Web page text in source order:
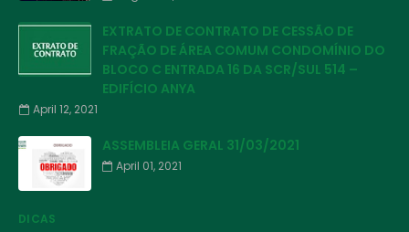
EXTRATO DE CONTRATO DE CESSÃO DE
FRAÇÃO DE ÁREA COMUM CONDOMÍNIO DO
BLOCO C ENTRADA 16 DA SCR/SUL 514 –
EDIFÍCIO ANYA
April 12, 2021
ASSEMBLEIA GERAL 31/03/2021
April 01, 2021
DICAS